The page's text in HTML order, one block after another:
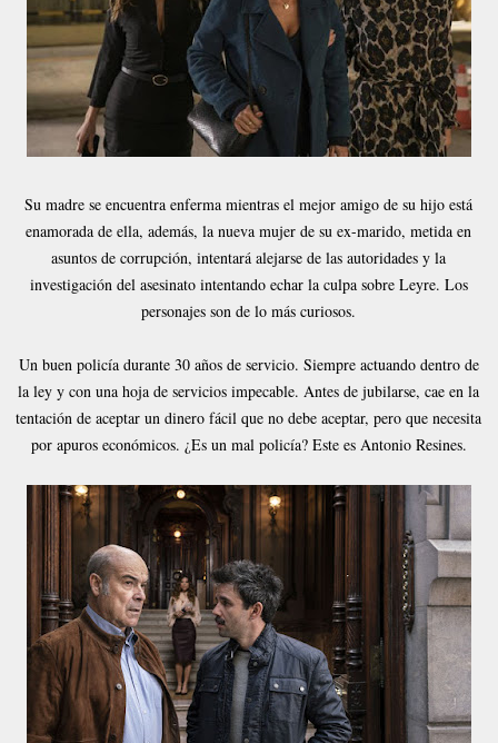
Su madre se encuentra enferma mientras el mejor amigo de su hijo está
enamorada de ella, además, la nueva mujer de su ex-marido, metida en
asuntos de corrupción, intentará alejarse de las autoridades y la
investigación del asesinato intentando echar la culpa sobre Leyre. Los
personajes son de lo más curiosos.
Un buen policía durante 30 años de servicio. Siempre actuando dentro de
la ley y con una hoja de servicios impecable. Antes de jubilarse, cae en la
tentación de aceptar un dinero fácil que no debe aceptar, pero que necesita
por apuros económicos. ¿Es un mal policía? Este es Antonio Resines.